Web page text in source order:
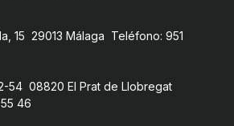
15 29013 Málaga Teléfono: 951
54 08820 El Prat de Llobregat
46